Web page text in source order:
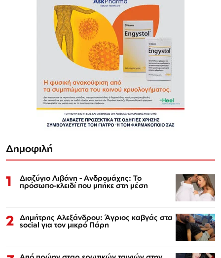
Δημοφιλή
1 Διαζύγιο Λιβάνη - Ανδρομάχης: Το
πρόσωπο-κλειδί που μπήκε στη μέση
2 Δημήτρης Αλεξάνδρου: Άγριος καβγάς στα
social για τον μικρό Πάρη